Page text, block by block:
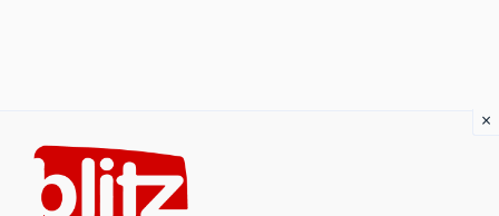
content
×